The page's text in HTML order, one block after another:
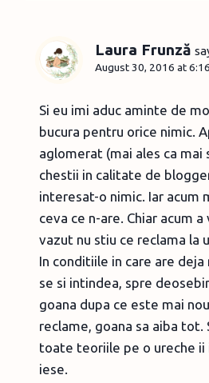
Laura Frunză
August 30, 2016 at
Si eu imi aduc aminte de
bucura pentru orice nimic.
aglomerat (mai ales ca mai
chestii in calitate de
interesat-o nimic. Iar acum
ceva ce n-are. Chiar acum
vazut nu stiu ce reclama la
In conditiile in care are deja
se si intindea, spre
goana dupa ce este mai
reclame, goana sa aiba tot.
toate teoriile pe o ureche ii
iese.